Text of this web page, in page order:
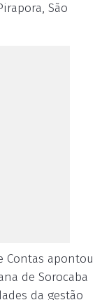
São
Contas apontou
de Sorocaba
da gestão